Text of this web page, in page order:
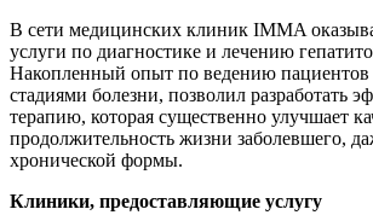
В сети медицинских клиник IMMA
услуги по диагностике и лечению
Накопленный опыт по ведению пациентов
стадиями болезни, позволил разработать
терапию, которая существенно улучшает
продолжительность жизни заболевшего,
хронической формы.
Клиники, предоставляющие услугу